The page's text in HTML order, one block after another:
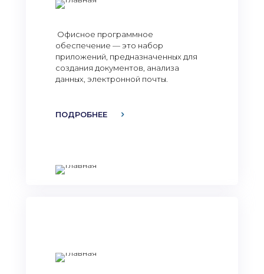
Офисное программное
обеспечение — это набор
приложений, предназначенных для
создания документов, анализа
данных, электронной почты.
ПОДРОБНЕЕ